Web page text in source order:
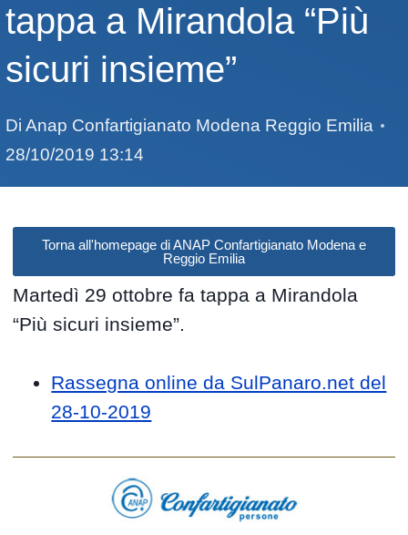
tappa a Mirandola “Più
sicuri insieme”
Di Anap Confartigianato Modena Reggio Emilia
28/10/2019 13:14
Torna all'homepage di ANAP Confartigianato Modena e
Reggio Emilia
Martedì 29 ottobre fa tappa a Mirandola
“Più sicuri insieme”.
Rassegna online da SulPanaro.net del
28-10-2019